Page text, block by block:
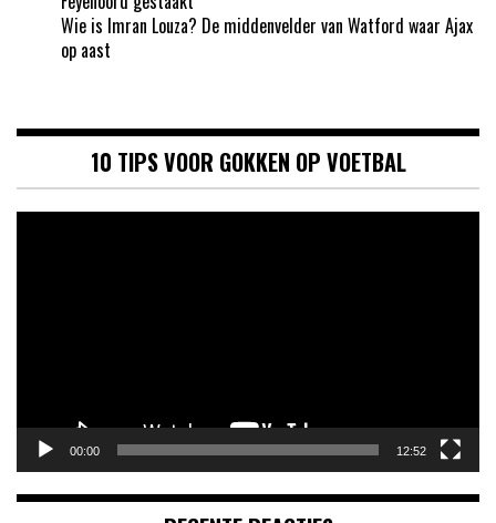
Wie is Imran Louza? De middenvelder van Watford waar Ajax
op aast
10 TIPS VOOR GOKKEN OP VOETBAL
00:00 12:52